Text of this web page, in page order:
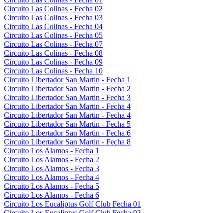
Circuito Las Colinas - Fecha 02
Circuito Las Colinas - Fecha 03
Circuito Las Colinas - Fecha 04
Circuito Las Colinas - Fecha 05
Circuito Las Colinas - Fecha 07
Circuito Las Colinas - Fecha 08
Circuito Las Colinas - Fecha 09
Circuito Las Colinas - Fecha 10
Circuito Libertador San Martin - Fecha 1
Circuito Libertador San Martin - Fecha 2
Circuito Libertador San Martin - Fecha 3
Circuito Libertador San Martin - Fecha 4
Circuito Libertador San Martin - Fecha 4
Circuito Libertador San Martin - Fecha 5
Circuito Libertador San Martin - Fecha 6
Circuito Libertador San Martin - Fecha 8
Circuito Los Alamos - Fecha 1
Circuito Los Alamos - Fecha 2
Circuito Los Alamos - Fecha 3
Circuito Los Alamos - Fecha 4
Circuito Los Alamos - Fecha 5
Circuito Los Alamos - Fecha 6
Circuito Los Eucaliptus Golf Club Fecha 01